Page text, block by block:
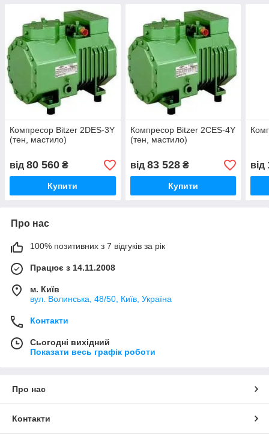
Компресор Bitzer 2DES-3Y
(тен, мастило)
від 80 560 ₴
Купити
Компресор Bitzer 2CES-4Y
(тен, мастило)
від 83 528₴
Купити
від
Про нас
100% позитивних з 7 відгуків за рік
Працює з 14.11.2008
м. Київ
вул. Bолинська, 48/50, Київ, Україна
Контакти
Сьогодні вихідний
Показати весь графік роботи
Про нас
Контакти